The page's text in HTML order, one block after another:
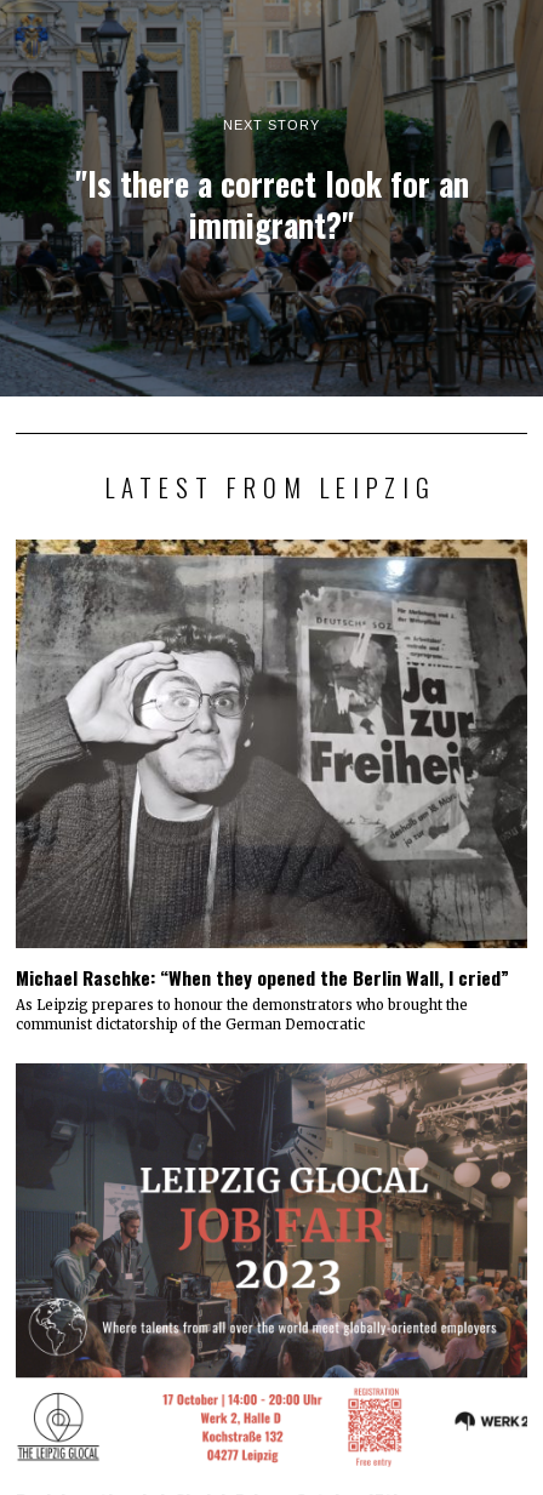
NEXT STORY
"Is there a correct look for an
immigrant?"
LATEST FROM LEIPZIG
Michael Raschke: “When they opened the Berlin Wall, I cried”
As Leipzig prepares to honour the demonstrators who brought the
communist dictatorship of the German Democratic